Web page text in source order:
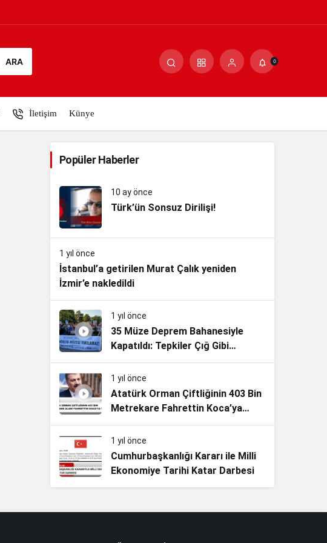
ARA 0
İletişim Künye
Popüler Haberler
10 ay önce
Türk’ün Sonsuz Dirilişi!
1 yıl önce
İstanbul’a getirilen Murat Çalık yeniden
İzmir’e nakledildi
1 yıl önce
35 Müze Deprem Bahanesiyle
Kapatıldı: Tepkiler Çığ Gibi
Büyüyor
1 yıl önce
Atatürk Orman Çiftliğinin 403 Bin
Metrekare Fahrettin Koca’ya
Verildi!
1 yıl önce
Cumhurbaşkanlığı Kararı ile Milli
Ekonomiye Tarihi Katar Darbesi